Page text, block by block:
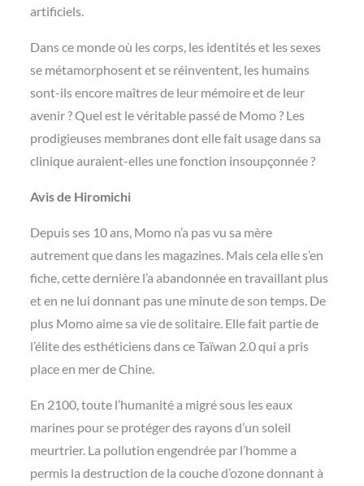
artificiels.
Dans ce monde où les corps, les identités et les sexes
se métamorphosent et se réinventent, les humains
sont-ils encore maîtres de leur mémoire et de leur
avenir ? Quel est le véritable passé de Momo ? Les
prodigieuses membranes dont elle fait usage dans sa
clinique auraient-elles une fonction insoupçonnée ?
Avis de Hiromichi
Depuis ses 10 ans, Momo n’a pas vu sa mère
autrement que dans les magazines. Mais cela elle s’en
fiche, cette dernière l’a abandonnée en travaillant plus
et en ne lui donnant pas une minute de son temps. De
plus Momo aime sa vie de solitaire. Elle fait partie de
l’élite des esthéticiens dans ce Taïwan 2.0 qui a pris
place en mer de Chine.
En 2100, toute l’humanité a migré sous les eaux
marines pour se protéger des rayons d’un soleil
meurtrier. La pollution engendrée par l’homme a
permis la destruction de la couche d’ozone donnant à